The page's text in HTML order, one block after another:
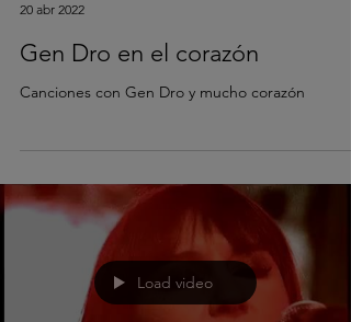
20 abr 2022
Gen Dro en el corazón
Canciones con Gen Dro y mucho corazón
Load video